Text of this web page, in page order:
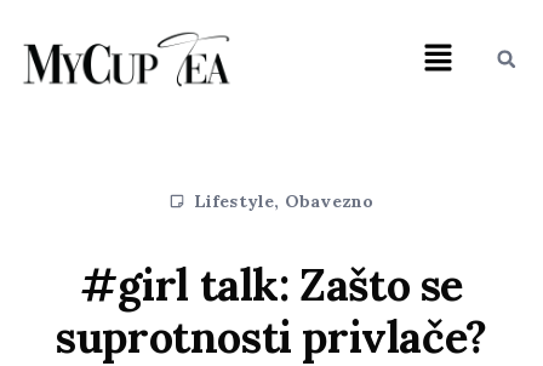
Lifestyle, Obavezno
#girl talk: Zašto se
suprotnosti privlače?